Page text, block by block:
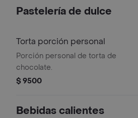
Pastelería de dulce
Torta porción personal
Porción personal de torta de
chocolate.
$ 9500
Bebidas calientes